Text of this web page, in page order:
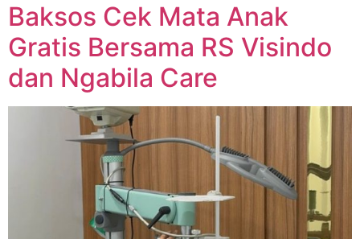
Baksos Cek Mata Anak
Gratis Bersama RS Visindo
dan Ngabila Care